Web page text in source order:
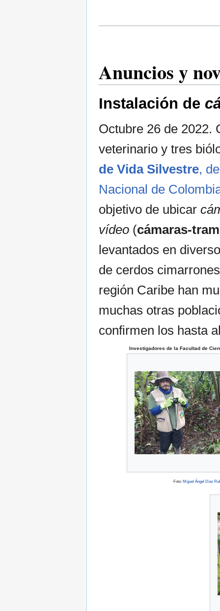
Anuncios y
Instalación de
Octubre 26 de 2022.
veterinario y tres
de Vida Silvestre,
Nacional de
objetivo de ubicar
vídeo (cámaras-
levantados en
de cerdos
región Caribe han
muchas otras
confirmen los hasta
Investigadores de la Facultad de
Foto: Miguel Ángel Díaz